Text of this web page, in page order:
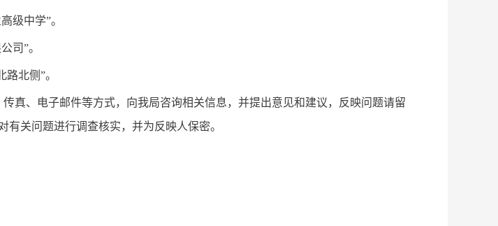
级中学”。
司”。
北侧”。
真、电子邮件等方式，向我局咨询相关信息，并提出意见和建议，反映问题请留
关问题进行调查核实，并为反映人保密。